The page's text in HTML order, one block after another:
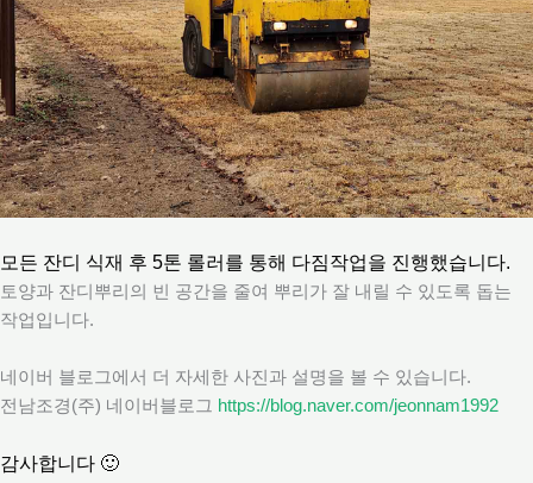
모든 잔디 식재 후 5톤 롤러를 통해 다짐작업을 진행했습니다.
토양과 잔디뿌리의 빈 공간을 줄여 뿌리가 잘 내릴 수 있도록 돕는
작업입니다.
네이버 블로그에서 더 자세한 사진과 설명을 볼 수 있습니다.
전남조경(주) 네이버블로그 https://blog.naver.com/jeonnam1992
감사합니다 🙂